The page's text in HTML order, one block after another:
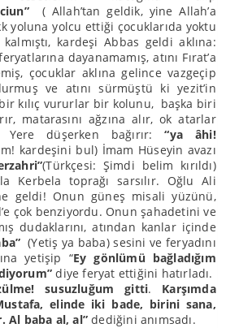
( Allah’tan geldik, yine Allah’a
yoluna yolcu ettiği çocuklarıda yoktu
kardeşi Abbas geldi aklına:
dayanamamış, atını Fırat’a
çocuklar aklına gelince vazgeçip
ve atını sürmüştü ki yezit’in
kılıç vururlar bir kolunu, başka biri
matarasını ağzına alır, ok atarlar
düşerken bağırır:“ya âhi!
kardeşini bul) İmam Hüseyin avazı
(Türkçesi: Şimdi belim kırıldı)
Kerbela toprağı sarsılır. Oğlu Ali
geldi! Onun güneş misali yüzünü,
çok benziyordu. Onun şahadetini ve
dudaklarını, atından kanlar içinde
(Yetiş ya baba) sesini ve feryadını
yetişip “Ey gönlümü bağladığım
diye feryat ettiğini hatırladı.
susuzluğum gitti. Karşımda
elinde iki bade, birini sana,
Al baba al, al” dediğini anımsadı.